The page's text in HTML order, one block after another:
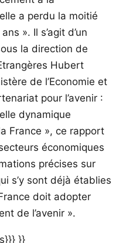
a perdu la moitié
». Il s’agit d’un
la direction de
Hubert
de l’Economie et
pour l’avenir :
dynamique
France », ce rapport
économiques
précises sur
s’y sont déjà établies
doit adopter
de l’avenir ».
}}